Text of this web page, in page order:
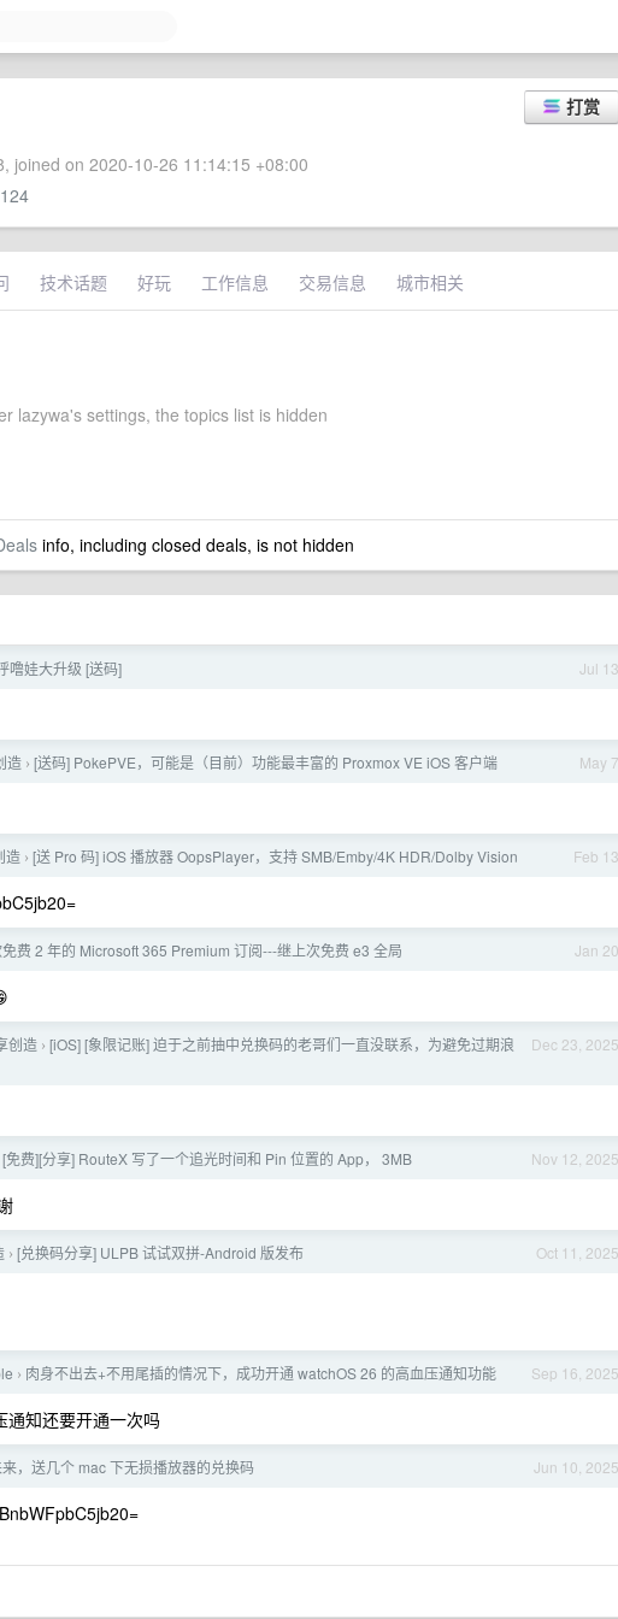
打赏
joined on 2020-10-26 11:14:15 +08:00
技术话题 好玩 工作信息 交易信息 城市相关
lazywa's settings, the topics list is hidden
info, including closed deals, is not hidden
Jul 13
噜娃大升级 [送码]
May 7
造 › [送码] PokePVE，可能是（目前）功能最丰富的 Proxmox VE iOS 客户端
Feb 13
造 › [送 Pro 码] iOS 播放器 OopsPlayer，支持 SMB/Emby/4K HDR/Dolby Vision
Jan 20
费 2 年的 Microsoft 365 Premium 订阅---继上次免费 e3 全局
Dec 23, 2025
创造 › [iOS] [象限记账] 迫于之前抽中兑换码的老哥们一直没联系，为避免过期浪
Nov 12, 2025
[免费][分享] RouteX 写了一个追光时间和 Pin 位置的 App， 3MB
Oct 11, 2025
› [兑换码分享] ULPB 试试双拼-Android 版发布
Sep 16, 2025
› 肉身不出去+不用尾插的情况下，成功开通 watchOS 26 的高血压通知功能
通知还要开通一次吗
Jun 10, 2025
，送几个 mac 下无损播放器的兑换码